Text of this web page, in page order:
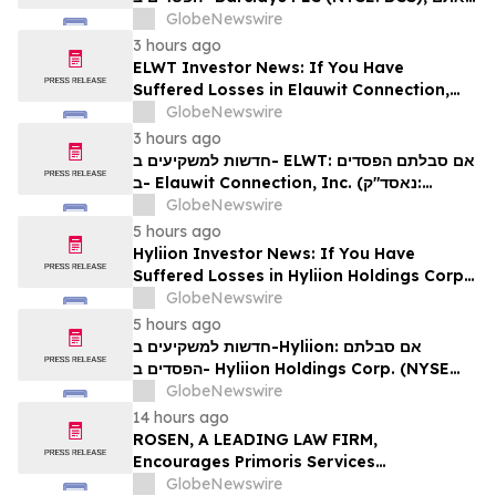
מוזמנים ליצור קשר עם משרד רוזן עורכי דין בנוגע
לזכויותיכם
GlobeNewswire
3 hours ago
ELWT Investor News: If You Have
Suffered Losses in Elauwit Connection,
Inc. (NASDAQ: ELWT), You Are
Encouraged to Contact The Rosen Law
Firm About Your Rights
GlobeNewswire
3 hours ago
חדשות למשקיעים ב- ELWT: אם סבלתם הפסדים
ב- Elauwit Connection, Inc. (נאסד"ק:
ELWT), אתם מוזמנים ליצור קשר עם משרד רוזן
עורכי דין בנוגע לזכויותיכם
GlobeNewswire
5 hours ago
Hyliion Investor News: If You Have
Suffered Losses in Hyliion Holdings Corp.
(NYSE American: HYLN), You Are
Encouraged to Contact The Rosen Law
Firm About Your Rights
GlobeNewswire
5 hours ago
חדשות למשקיעים ב-Hyliion: אם סבלתם
הפסדים ב- Hyliion Holdings Corp. (NYSE
American: HYLN), אתם מוזמנים ליצור קשר עם
משרד רוזן עורכי דין בנוגע לזכויותיכם
GlobeNewswire
14 hours ago
ROSEN, A LEADING LAW FIRM,
Encourages Primoris Services
Corporation Investors to Secure Counsel
GlobeNewswire